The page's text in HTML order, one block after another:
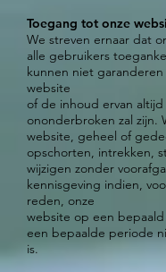
Toegang tot onze
We streven ernaar dat
alle gebruikers
kunnen niet
website
of de inhoud ervan
ononderbroken zal zijn.
website, geheel of
opschorten, intrekken,
wijzigen zonder
kennisgeving indien,
reden, onze
website op een
een bepaalde periode
is.